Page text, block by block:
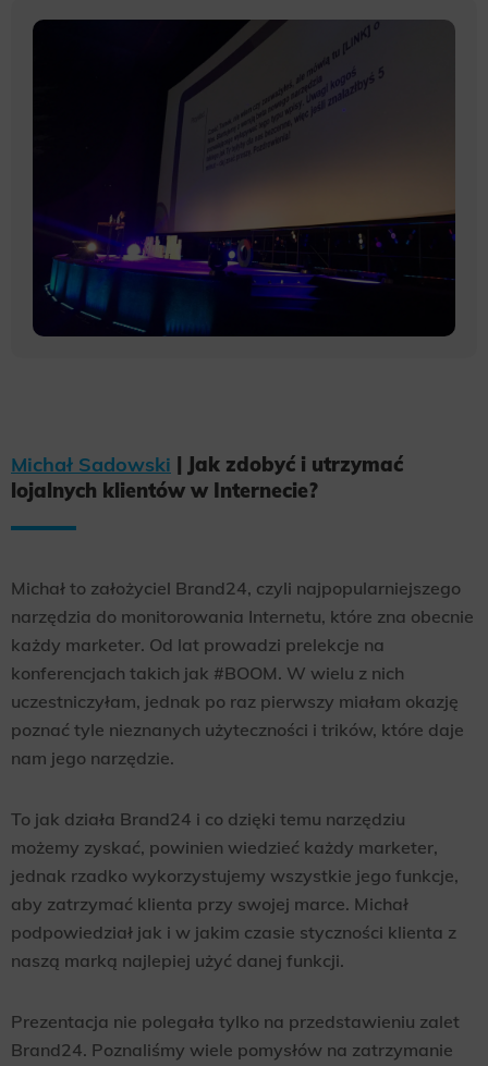
Michał Sadowski | Jak zdobyć i utrzymać
lojalnych klientów w Internecie?
Michał to założyciel Brand24, czyli najpopularniejszego
narzędzia do monitorowania Internetu, które zna obecnie
każdy marketer. Od lat prowadzi prelekcje na
konferencjach takich jak #BOOM. W wielu z nich
uczestniczyłam, jednak po raz pierwszy miałam okazję
poznać tyle nieznanych użyteczności i trików, które daje
nam jego narzędzie.
To jak działa Brand24 i co dzięki temu narzędziu
możemy zyskać, powinien wiedzieć każdy marketer,
jednak rzadko wykorzystujemy wszystkie jego funkcje,
aby zatrzymać klienta przy swojej marce. Michał
podpowiedział jak i w jakim czasie styczności klienta z
naszą marką najlepiej użyć danej funkcji.
Prezentacja nie polegała tylko na przedstawieniu zalet
Brand24. Poznaliśmy wiele pomysłów na zatrzymanie